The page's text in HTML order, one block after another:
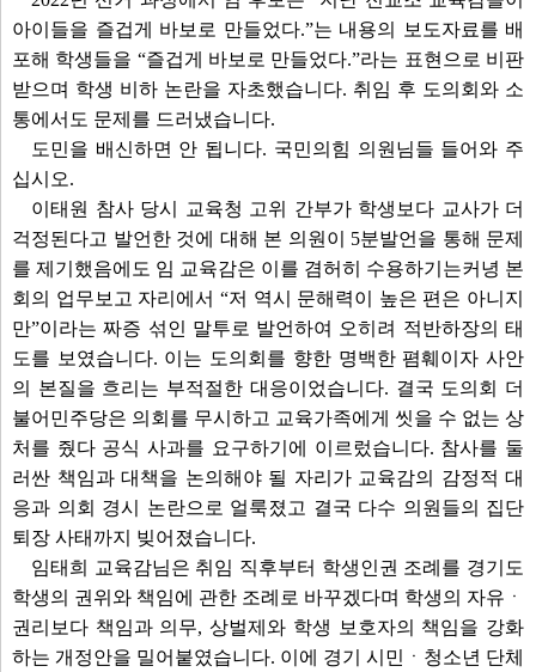
아이들을 즐겁게 바보로 만들었다.”는 내용의 보도자료를 배
포해 학생들을 “즐겁게 바보로 만들었다.”라는 표현으로 비판
받으며 학생 비하 논란을 자초했습니다. 취임 후 도의회와 소
통에서도 문제를 드러냈습니다.
도민을 배신하면 안 됩니다. 국민의힘 의원님들 들어와 주
십시오.
이태원 참사 당시 교육청 고위 간부가 학생보다 교사가 더
걱정된다고 발언한 것에 대해 본 의원이 5분발언을 통해 문제
를 제기했음에도 임 교육감은 이를 겸허히 수용하기는커녕 본
회의 업무보고 자리에서 “저 역시 문해력이 높은 편은 아니지
만”이라는 짜증 섞인 말투로 발언하여 오히려 적반하장의 태
도를 보였습니다. 이는 도의회를 향한 명백한 폄훼이자 사안
의 본질을 흐리는 부적절한 대응이었습니다. 결국 도의회 더
불어민주당은 의회를 무시하고 교육가족에게 씻을 수 없는 상
처를 줬다 공식 사과를 요구하기에 이르렀습니다. 참사를 둘
러싼 책임과 대책을 논의해야 될 자리가 교육감의 감정적 대
응과 의회 경시 논란으로 얼룩졌고 결국 다수 의원들의 집단
퇴장 사태까지 빚어졌습니다.
임태희 교육감님은 취임 직후부터 학생인권 조례를 경기도
학생의 권위와 책임에 관한 조례로 바꾸겠다며 학생의 자유ㆍ
권리보다 책임과 의무, 상벌제와 학생 보호자의 책임을 강화
하는 개정안을 밀어붙였습니다. 이에 경기 시민ㆍ청소년 단체